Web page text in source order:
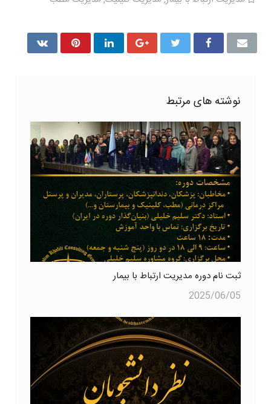
نوشته های مرتبط
ثبت نام دوره مدیریت ارتباط با بیمار
2025/06/05